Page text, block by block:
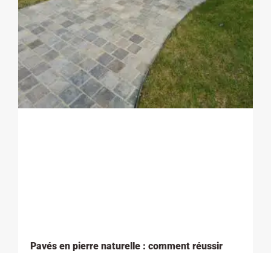
Pavés en pierre naturelle : comment réussir